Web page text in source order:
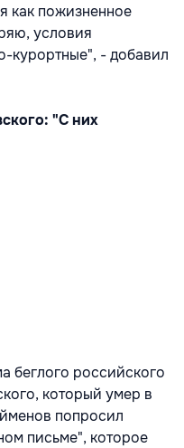
как пожизненное
условия
курортные", - добавил
"С них
беглого российского
который умер в
попросил
письме", которое